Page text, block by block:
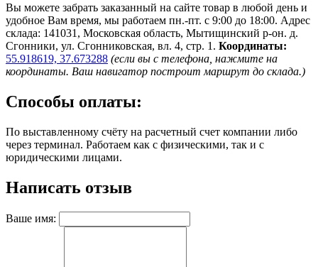
Вы можете забрать заказанный на сайте товар в любой день и
удобное Вам время, мы работаем пн.-пт. с 9:00 до 18:00. Адрес
склада: 141031, Московская область, Мытищинский р-он. д.
Сгонники, ул. Сгонниковская, вл. 4, стр. 1. Координаты:
55.918619, 37.673288 (если вы с телефона, нажмите на
координаты. Ваш навигатор построит маршрут до склада.)
Способы оплаты:
По выставленному счёту на расчетный счет компании либо
через терминал. Работаем как с физическими, так и с
юридическими лицами.
Написать отзыв
Ваше имя: